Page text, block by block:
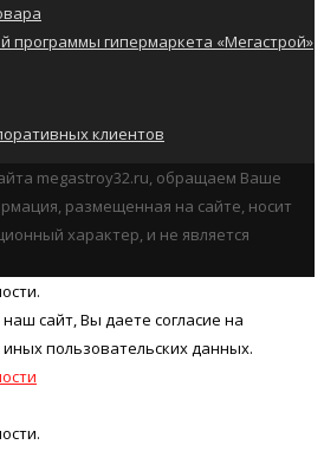
программы гипермаркета «Мегастрой»
клиентов
megastroy32.ru, обращаем Ваше
размещенная на сайте, носит
характер, и не является
cайт, Вы даете согласие на
пользовательских данных.